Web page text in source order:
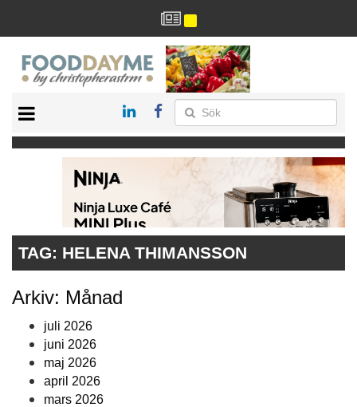
RESTAURANG
TAG: HELENA THIMANSSON
Arkiv: Månad
juli 2026
juni 2026
maj 2026
april 2026
mars 2026